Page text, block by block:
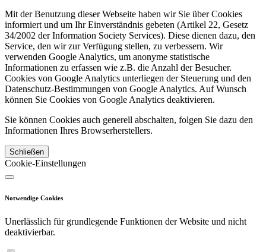
Mit der Benutzung dieser Webseite haben wir Sie über Cookies
informiert und um Ihr Einverständnis gebeten (Artikel 22, Gesetz
34/2002 der Information Society Services). Diese dienen dazu, den
Service, den wir zur Verfügung stellen, zu verbessern. Wir
verwenden Google Analytics, um anonyme statistische
Informationen zu erfassen wie z.B. die Anzahl der Besucher.
Cookies von Google Analytics unterliegen der Steuerung und den
Datenschutz-Bestimmungen von Google Analytics. Auf Wunsch
können Sie Cookies von Google Analytics deaktivieren.
Sie können Cookies auch generell abschalten, folgen Sie dazu den
Informationen Ihres Browserherstellers.
Schließen
Cookie-Einstellungen
Notwendige Cookies
Unerlässlich für grundlegende Funktionen der Website und nicht
deaktivierbar.